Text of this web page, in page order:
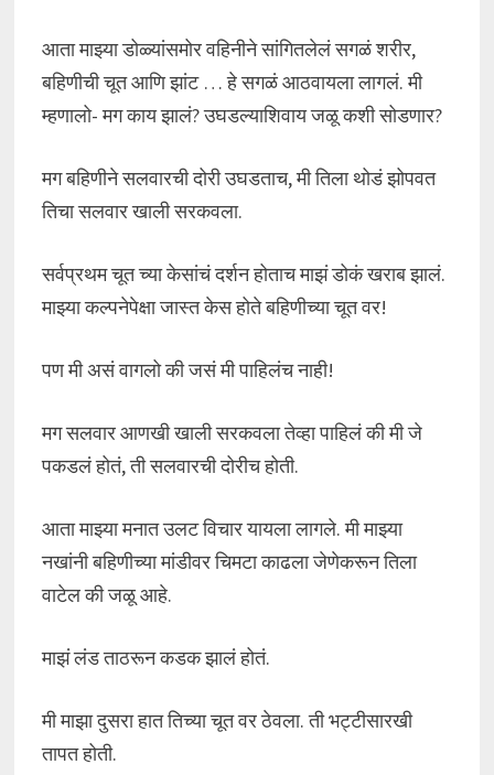
आता माझ्या डोळ्यांसमोर वहिनीने सांगितलेलं सगळं शरीर,
बहिणीची चूत आणि झांट … हे सगळं आठवायला लागलं. मी
म्हणालो- मग काय झालं? उघडल्याशिवाय जळू कशी सोडणार?
मग बहिणीने सलवारची दोरी उघडताच, मी तिला थोडं झोपवत
तिचा सलवार खाली सरकवला.
सर्वप्रथम चूत च्या केसांचं दर्शन होताच माझं डोकं खराब झालं.
माझ्या कल्पनेपेक्षा जास्त केस होते बहिणीच्या चूत वर!
पण मी असं वागलो की जसं मी पाहिलंच नाही!
मग सलवार आणखी खाली सरकवला तेव्हा पाहिलं की मी जे
पकडलं होतं, ती सलवारची दोरीच होती.
आता माझ्या मनात उलट विचार यायला लागले. मी माझ्या
नखांनी बहिणीच्या मांडीवर चिमटा काढला जेणेकरून तिला
वाटेल की जळू आहे.
माझं लंड ताठरून कडक झालं होतं.
मी माझा दुसरा हात तिच्या चूत वर ठेवला. ती भट्टीसारखी
तापत होती.